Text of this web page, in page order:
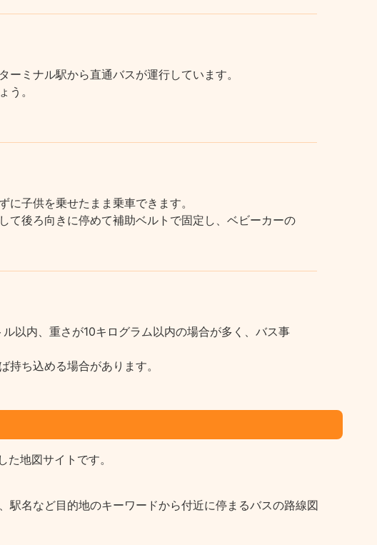
ミナル駅から直通バスが運行しています。
う。
子供を乗せたまま乗車できます。
て後ろ向きに停めて補助ベルトで固定し、ベビーカーの
以内、重さが10キログラム以内の場合が多く、バス事
ち込める場合があります。
地図サイトです。
名など目的地のキーワードから付近に停まるバスの路線図